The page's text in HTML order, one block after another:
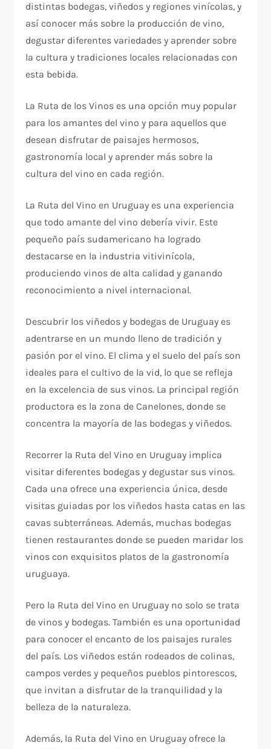
distintas bodegas, viñedos y regiones vinícolas, y
así conocer más sobre la producción de vino,
degustar diferentes variedades y aprender sobre
la cultura y tradiciones locales relacionadas con
esta bebida.
La Ruta de los Vinos es una opción muy popular
para los amantes del vino y para aquellos que
desean disfrutar de paisajes hermosos,
gastronomía local y aprender más sobre la
cultura del vino en cada región.
La Ruta del Vino en Uruguay es una experiencia
que todo amante del vino debería vivir. Este
pequeño país sudamericano ha logrado
destacarse en la industria vitivinícola,
produciendo vinos de alta calidad y ganando
reconocimiento a nivel internacional.
Descubrir los viñedos y bodegas de Uruguay es
adentrarse en un mundo lleno de tradición y
pasión por el vino. El clima y el suelo del país son
ideales para el cultivo de la vid, lo que se refleja
en la excelencia de sus vinos. La principal región
productora es la zona de Canelones, donde se
concentra la mayoría de las bodegas y viñedos.
Recorrer la Ruta del Vino en Uruguay implica
visitar diferentes bodegas y degustar sus vinos.
Cada una ofrece una experiencia única, desde
visitas guiadas por los viñedos hasta catas en las
cavas subterráneas. Además, muchas bodegas
tienen restaurantes donde se pueden maridar los
vinos con exquisitos platos de la gastronomía
uruguaya.
Pero la Ruta del Vino en Uruguay no solo se trata
de vinos y bodegas. También es una oportunidad
para conocer el encanto de los paisajes rurales
del país. Los viñedos están rodeados de colinas,
campos verdes y pequeños pueblos pintorescos,
que invitan a disfrutar de la tranquilidad y la
belleza de la naturaleza.
Además, la Ruta del Vino en Uruguay ofrece la